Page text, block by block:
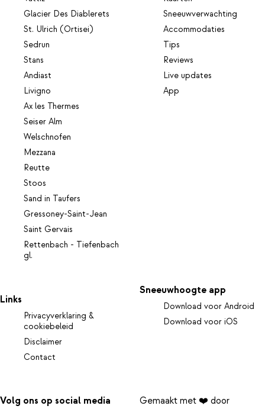
Glacier Des Diablerets
St. Ulrich (Ortisei)
Sedrun
Stans
Andiast
Livigno
Ax les Thermes
Seiser Alm
Welschnofen
Mezzana
Reutte
Stoos
Sand in Taufers
Gressoney-Saint-Jean
Saint Gervais
Rettenbach - Tiefenbach
gl.
Sneeuwverwachting
Accommodaties
Tips
Reviews
Live updates
App
Links
Privacyverklaring &
cookiebeleid
Disclaimer
Contact
Sneeuwhoogte app
Download voor Android
Download voor iOS
Volg ons op social media
Gemaakt met ❤️ door